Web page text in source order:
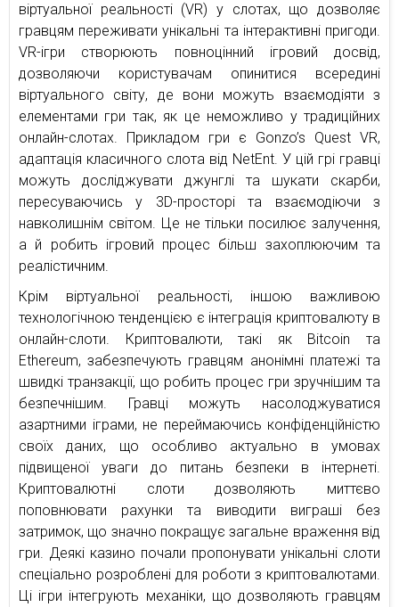
віртуальної реальності (VR) у слотах, що дозволяє
гравцям переживати унікальні та інтерактивні пригоди.
VR-ігри створюють повноцінний ігровий досвід,
дозволяючи користувачам опинитися всередині
віртуального світу, де вони можуть взаємодіяти з
елементами гри так, як це неможливо у традиційних
онлайн-слотах. Прикладом гри є Gonzo’s Quest VR,
адаптація класичного слота від NetEnt. У цій грі гравці
можуть досліджувати джунглі та шукати скарби,
пересуваючись у 3D-просторі та взаємодіючи з
навколишнім світом. Це не тільки посилює залучення,
а й робить ігровий процес більш захоплюючим та
реалістичним.
Крім віртуальної реальності, іншою важливою
технологічною тенденцією є інтеграція криптовалюту в
онлайн-слоти. Криптовалюти, такі як Bitcoin та
Ethereum, забезпечують гравцям анонімні платежі та
швидкі транзакції, що робить процес гри зручнішим та
безпечнішим. Гравці можуть насолоджуватися
азартними іграми, не переймаючись конфіденційністю
своїх даних, що особливо актуально в умовах
підвищеної уваги до питань безпеки в інтернеті.
Криптовалютні слоти дозволяють миттєво
поповнювати рахунки та виводити виграші без
затримок, що значно покращує загальне враження від
гри. Деякі казино почали пропонувати унікальні слоти
спеціально розроблені для роботи з криптовалютами.
Ці ігри інтегрують механіки, що дозволяють гравцям